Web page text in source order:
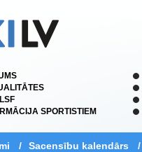
SPORTISTIEM
/ Sacensību kalendārs /